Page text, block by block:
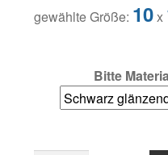
gewählte Größe: 10x
Bitte